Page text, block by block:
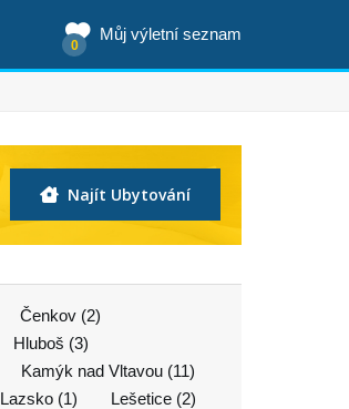
Můj výletní seznam
0
Najít Ubytování
Čenkov (2)
Hluboš (3)
Kamýk nad Vltavou (11)
Lazsko (1)
Lešetice (2)